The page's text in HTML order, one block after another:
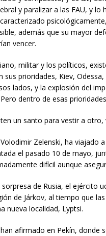
y paralizar a las FAU, y lo
además que su mayor
vencer.
militar y los políticos,
prioridades, Kiev,
lados, y la explosión del
dentro de esas
un santo para vestir a
Zelenski, ha viajado
el pasado 10 de mayo,
difícil aunque
de Rusia, el ejército
de Járkov, al tiempo que
nueva localidad, Lyptsi.
afirmado en Pekín,